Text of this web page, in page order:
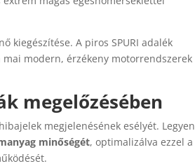
kiegészítése. A piros SPURI adalék
mai modern, érzékeny motorrendszerek
megelőzésében
megjelenésének esélyét. Legyen
minőségét, optimalizálva ezzel a